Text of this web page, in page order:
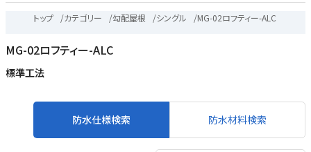
トップ /カテゴリー /勾配屋根 /シングル /MG-02ロフティー-ALC
MG-02ロフティー-ALC
標準工法
防水仕様検索 防水材料検索